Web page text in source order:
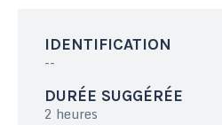
IDENTIFICATION
--
DURÉE SUGGÉRÉE
2 heures